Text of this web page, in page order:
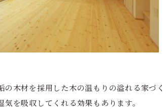
の木材を採用した木の温もりの溢れる家づ
を吸収してくれる効果もあります。